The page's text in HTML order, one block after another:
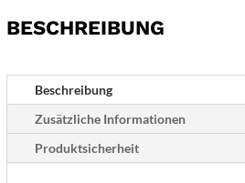
50
%
zertifizierten
recycelten
Materialien
0,5
BESCHREIBUNG
Beschreibung
Zusätzliche Informationen
Produktsicherheit